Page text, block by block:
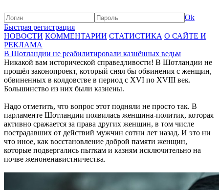
Ok
Быстрая регистрация
НОВОСТИ КОММЕНТАРИИ СТАТИСТИКА О САЙТЕ И
РЕКЛАМА
В Шотландии не реабилитировали казнённых ведьм
Никакой вам исторической справедливости! В Шотландии не
прошёл законопроект, который снял бы обвинения с женщин,
обвиненных в колдовстве в период с XVI по XVIII век.
Большинство из них были казнены.
Надо отметить, что вопрос этот подняли не просто так. В
парламенте Шотландии появилась женщина-политик, которая
активно сражается за права других женщин, в том числе
пострадавших от действий мужчин сотни лет назад. И это ни
что иное, как восстановление доброй памяти женщин,
которые подвергались пыткам и казням исключительно на
почве женоненавистничества.